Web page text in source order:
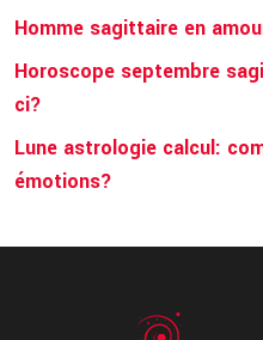
Homme sagittaire en
Horoscope septembre
ci?
Lune astrologie calcul:
émotions?